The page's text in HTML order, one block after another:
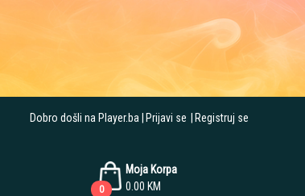
Dobro došli na Player.ba Prijavi se Registruj se
Moja Korpa
0.00 KM
0